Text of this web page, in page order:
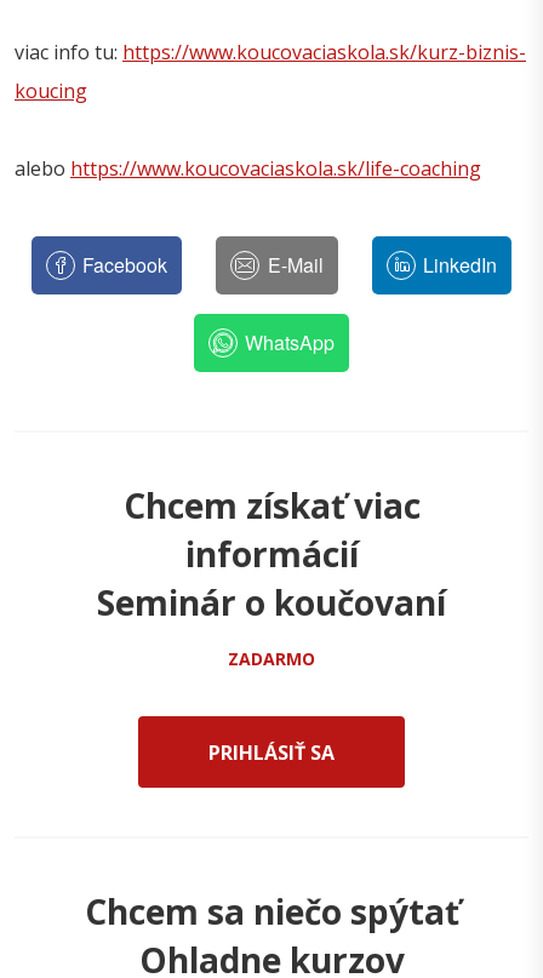
viac info tu: https://www.koucovaciaskola.sk/kurz-biznis-
koucing
alebo https://www.koucovaciaskola.sk/life-coaching
Facebook E-Mail LinkedIn
WhatsApp
Chcem získať viac
informácií
Seminár o koučovaní
ZADARMO
PRIHLÁSIŤ SA
Chcem sa niečo spýtať
Ohladne kurzov